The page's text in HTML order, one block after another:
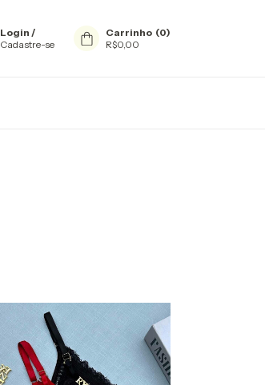
Login /
Cadastre-se
Carrinho (0)
R$0,00